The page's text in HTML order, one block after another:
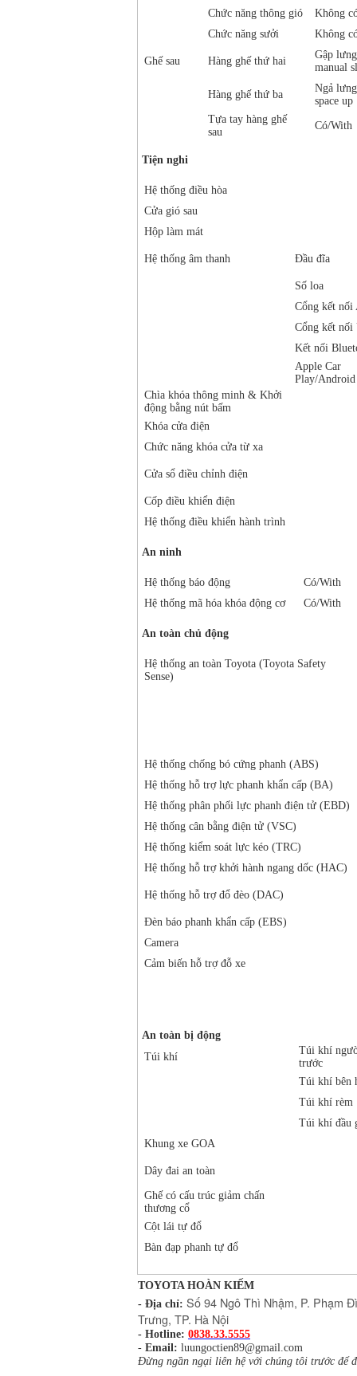
Chức năng thông gió
Không
Chức năng sưởi
Không
Ghế sau Hàng ghế thứ hai
Gập
manual
Hàng ghế thứ ba
Ngả
space up
Tựa tay hàng ghế
sau
Có/With
Tiện nghi
Hệ thống điều hòa
Cửa gió sau
Hộp làm mát
Hệ thống âm thanh Đầu đĩa
Số loa
Cổng kết nối
Cổng kết nối
Kết nối
Apple Car
Play/
Chìa khóa thông minh & Khởi
động bằng nút bấm
Khóa cửa điện
Chức năng khóa cửa từ xa
Cửa sổ điều chỉnh điện
Cốp điều khiển điện
Hệ thống điều khiển hành trình
An ninh
Hệ thống báo động
Có/With
Hệ thống mã hóa khóa động cơ
Có/With
An toàn chủ động
Hệ thống an toàn Toyota (Toyota Safety
Sense)
Hệ thống chống bó cứng phanh (ABS)
Hệ thống hỗ trợ lực phanh khẩn cấp (BA)
Hệ thống phân phối lực phanh điện tử (EBD)
Hệ thống cân bằng điện tử (VSC)
Hệ thống kiểm soát lực kéo (TRC)
Hệ thống hỗ trợ khởi hành ngang dốc (HAC)
Hệ thống hỗ trợ đổ đèo (DAC)
Đèn báo phanh khẩn cấp (EBS)
Camera
Cảm biến hỗ trợ đỗ xe
An toàn bị động
Túi khí
Túi khí
trước
Túi khí bên
Túi khí rèm
Túi khí đầu
Khung xe GOA
Dây đai an toàn
Ghế có cấu trúc giảm chấn
thương cổ
Cột lái tự đổ
Bàn đạp phanh tự đổ
TOYOTA HOÀN KIẾM
- Địa chỉ: Số 94 Ngô Thì Nhậm, P. Phạm
Trưng, TP. Hà Nội
- Hotline: 0838.33.5555
- Email: luungoctien89@gmail.com
Đừng ngần ngại liên hệ với chúng tôi trước để